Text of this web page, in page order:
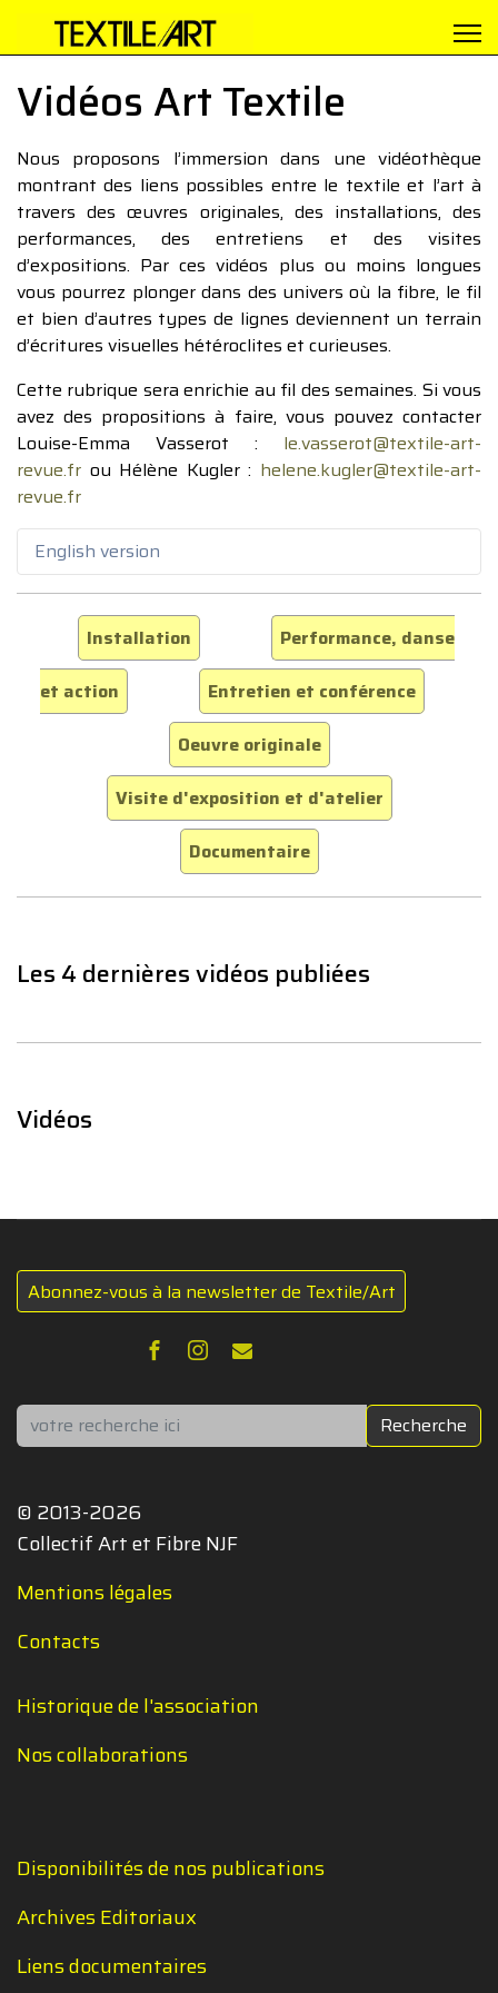
Vidéos Art Textile
Nous proposons l’immersion dans une vidéothèque
montrant des liens possibles entre le textile et l’art à
travers des œuvres originales, des installations, des
performances, des entretiens et des visites
d’expositions. Par ces vidéos plus ou moins longues
vous pourrez plonger dans des univers où la fibre, le fil
et bien d’autres types de lignes deviennent un terrain
d’écritures visuelles hétéroclites et curieuses.
Cette rubrique sera enrichie au fil des semaines. Si vous
avez des propositions à faire, vous pouvez contacter
Louise-Emma Vasserot : le.vasserot@textile-art-
revue.fr ou Hélène Kugler : helene.kugler@textile-art-
revue.fr
English version
Installation
Performance, danse
et action
Entretien et conférence
Oeuvre originale
Visite d'exposition et d'atelier
Documentaire
Les 4 dernières vidéos publiées
Vidéos
Abonnez-vous à la newsletter de Textile/Art
Rechercher Recherche
© 2013-2026
Collectif Art et Fibre NJF
Mentions légales
Contacts
Historique de l'association
Nos collaborations
Disponibilités de nos publications
Archives Editoriaux
Liens documentaires